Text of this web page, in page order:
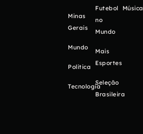
Minas
Gerais
Mundo
Política
Tecnologia
Futebol
no
Mundo
Mais
Esportes
Seleção
Brasileira
Música